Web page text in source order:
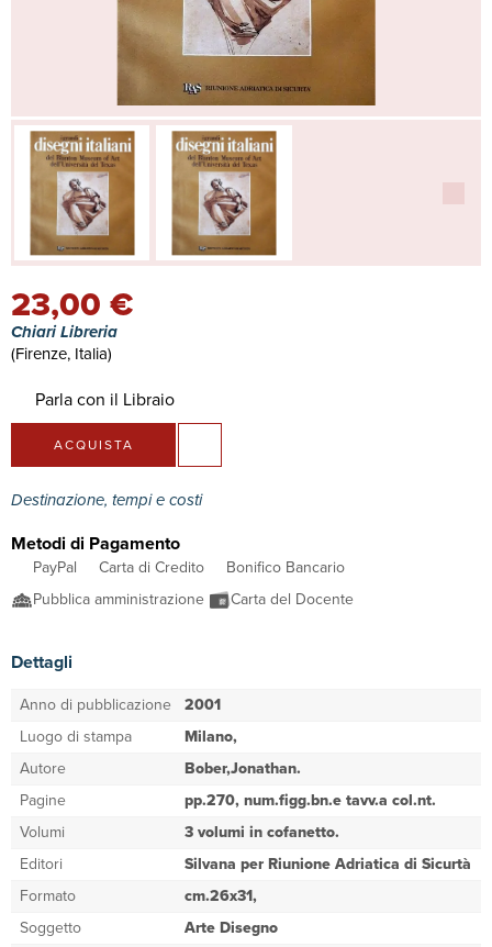
23,00 €
Chiari Libreria
(Firenze, Italia)
Parla con il Libraio
ACQUISTA
Destinazione, tempi e costi
Metodi di Pagamento
PayPal Carta di Credito
Bonifico Bancario
Pubblica amministrazione
Carta del Docente
Dettagli
Anno di pubblicazione 2001
Luogo di stampa
Milano,
Autore
Bober,Jonathan.
Pagine
pp.270, num.figg.bn.e tavv.a col.nt.
Volumi
3 volumi in cofanetto.
Editori
Silvana per Riunione Adriatica di Sicurtà
Formato
cm.26x31,
Soggetto
Arte Disegno